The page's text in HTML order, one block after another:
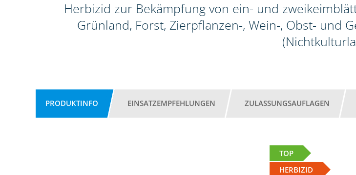
Herbizid zur Bekämpfung von ein- und
Grünland, Forst, Zierpflanzen-, Wein-, Obst- und
PRODUKTINFO EINSATZEMPFEHLUNGEN ZULASSUNGSAUFLAGEN
TOP
HERBIZID